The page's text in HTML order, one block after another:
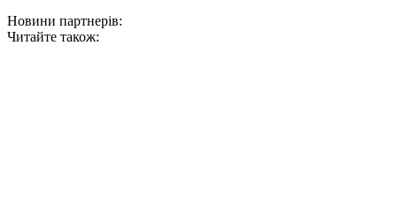
Новини партнерів:
Читайте також: